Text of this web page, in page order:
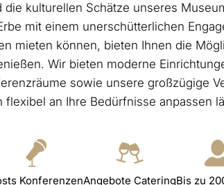
kulturellen Schätze unseres
mit einem unerschütterlichen
mieten können, bieten Ihnen die
Wir bieten moderne
sowie unsere großzügige
an Ihre Bedürfnisse anpassen
KonferenzenAngebote CateringBis zu